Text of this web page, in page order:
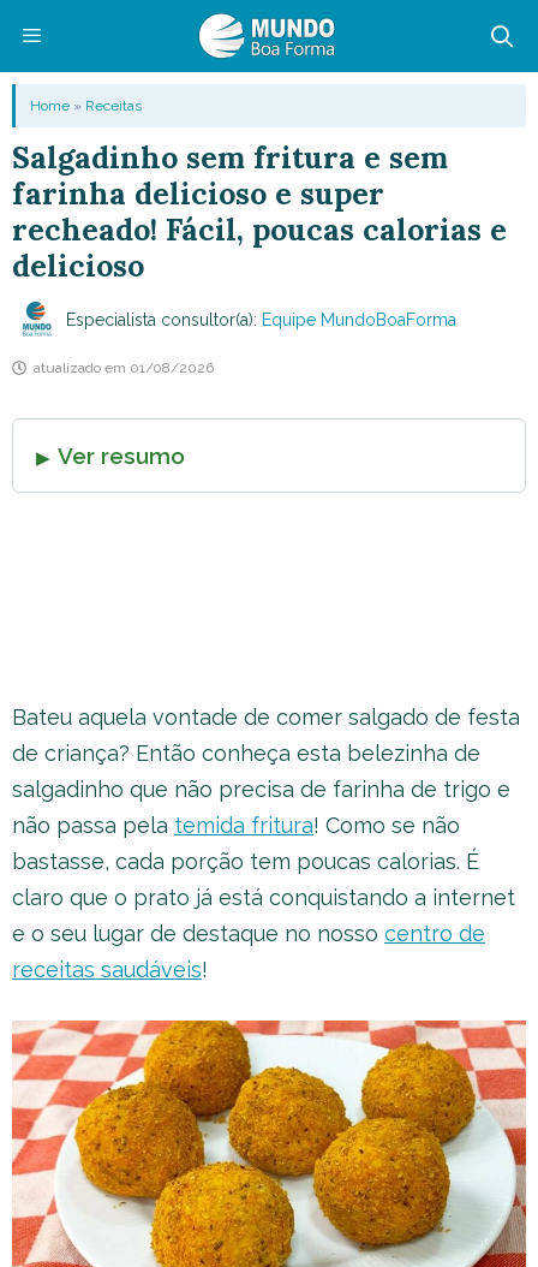
conteúdo
Menu
Home » Receitas
Salgadinho sem fritura e sem
farinha delicioso e super
recheado! Fácil, poucas calorias e
delicioso
Especialista consultor(a): Equipe MundoBoaForma
atualizado em 01/08/2026
Ver resumo
Bateu aquela vontade de comer salgado de festa
de criança? Então conheça esta belezinha de
salgadinho que não precisa de farinha de trigo e
não passa pela temida fritura! Como se não
bastasse, cada porção tem poucas calorias. É
claro que o prato já está conquistando a internet
e o seu lugar de destaque no nosso centro de
receitas saudáveis!